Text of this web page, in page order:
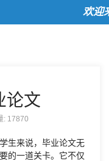
欢迎来
论文
: 17870
生来说，毕业论文无
的一道关卡。它不仅